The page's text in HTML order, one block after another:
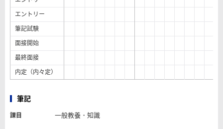
エントリー
筆記試験
面接開始
最終面接
内定（内々定）
筆記
課目 一般教養・知識